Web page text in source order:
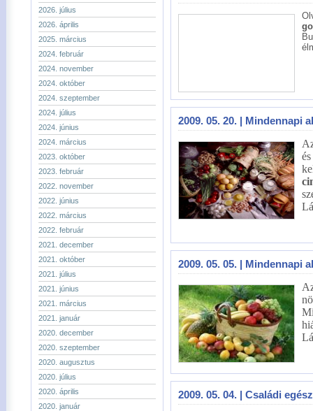
2026. július
2026. április
2025. március
2024. február
2024. november
2024. október
2024. szeptember
2024. július
2024. június
2024. március
2023. október
2023. február
2022. november
2022. június
2022. március
2022. február
2021. december
2021. október
2021. július
2021. június
2021. március
2021. január
2020. december
2020. szeptember
2020. augusztus
2020. július
2020. április
2020. január
2009. 05. 20. | Mindennapi
2009. 05. 05. | Mindennapi
2009. 05. 04. | Családi